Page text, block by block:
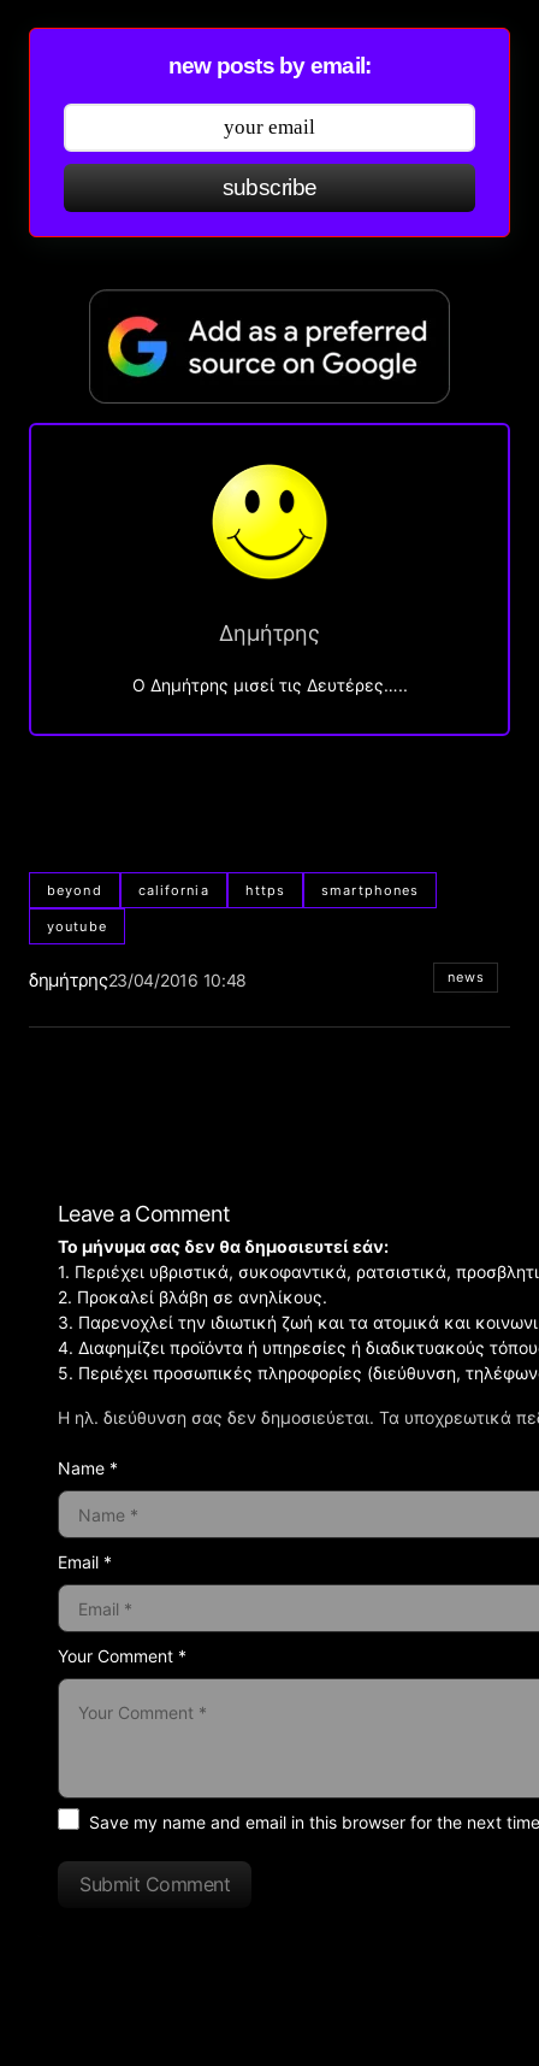
new posts by email:
subscribe
Δημήτρης
O Δημήτρης μισεί τις Δευτέρες…..
beyond california https smartphones
youtube
δημήτρης23/04/2016 10:48 news
Leave a Comment
Η ηλ. διεύθυνση σας δεν δημοσιεύεται. Τα υποχρεωτικά
Your Comment *
Το μήνυμα σας δεν θα δημοσιευτεί εάν:
1. Περιέχει υβριστικά, συκοφαντικά, ρατσιστικά,
2. Προκαλεί βλάβη σε ανηλίκους.
3. Παρενοχλεί την ιδιωτική ζωή και τα ατομικά και
4. Διαφημίζει προϊόντα ή υπηρεσίες ή διαδικτυακούς
5. Περιέχει προσωπικές πληροφορίες (διεύθυνση,
Name *
Email *
Save my name and email in this browser for the next
Submit Comment